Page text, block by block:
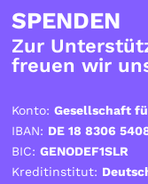
SPENDEN
Zur
freuen wir
Konto:Gesellschaft
IBAN: DE 18 8306
BIC:GENODEF1SLR
Kreditinstitut: